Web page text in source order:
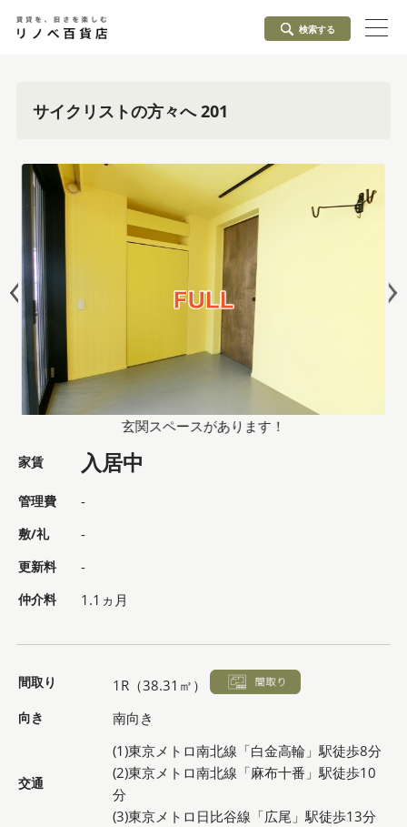
検索する
サイクリストの方々へ 201
玄関スペースがあります！
家賃 入居中
管理費 -
敷/礼 -
更新料 -
仲介料 1.1ヵ月
間取り 1R（38.31㎡）
向き 南向き
交通
(1)東京メトロ南北線「白金高輪」駅徒歩8分
(2)東京メトロ南北線「麻布十番」駅徒歩10
分
(3)東京メトロ日比谷線「広尾」駅徒歩13分